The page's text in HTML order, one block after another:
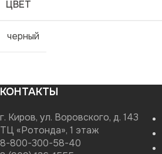
ЦВЕТ
черный
КОНТАКТЫ
г. Киров, ул. Воровского, д. 143
ТЦ «Ротонда», 1 этаж
8-800-300-58-40